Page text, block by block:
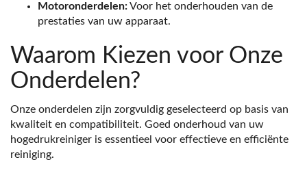
Motoronderdelen:Voor het onderhouden van de
prestaties van uw apparaat.
Waarom Kiezen voor Onze
Onderdelen?
Onze onderdelen zijn zorgvuldig geselecteerd op basis van
kwaliteit en compatibiliteit. Goed onderhoud van uw
hogedrukreiniger is essentieel voor effectieve en efficiënte
reiniging.